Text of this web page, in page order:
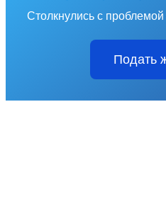
Столкнулись с
Подать